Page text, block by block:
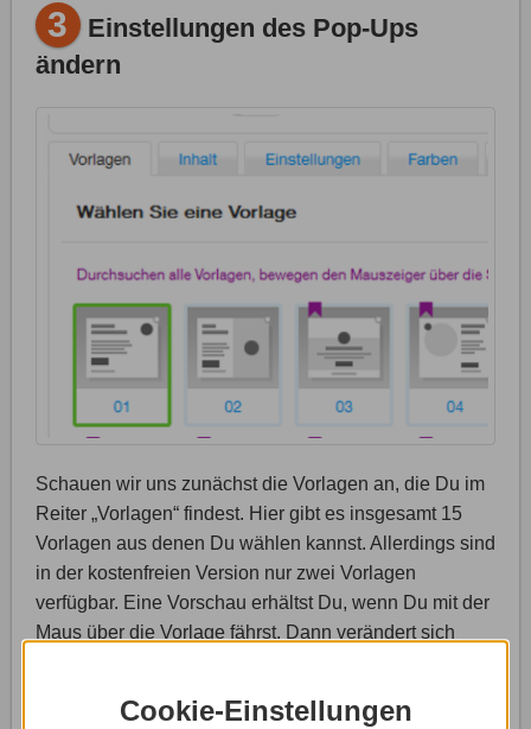
Cookie-Einstellungen
3 Einstellungen des Pop-Ups
ändern
Schauen wir uns zunächst die Vorlagen an, die Du im
Reiter „Vorlagen“ findest. Hier gibt es insgesamt 15
Vorlagen aus denen Du wählen kannst. Allerdings sind
in der kostenfreien Version nur zwei Vorlagen
verfügbar. Eine Vorschau erhältst Du, wenn Du mit der
Maus über die Vorlage fährst. Dann verändert sich
Mausklick auf die Vorlage. Du erkennst an dem grünen